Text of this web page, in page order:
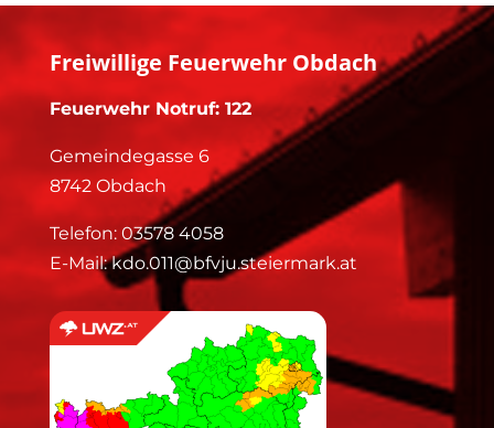
Freiwillige Feuerwehr Obdach
Feuerwehr Notruf: 122
Gemeindegasse 6
8742 Obdach
Telefon: 03578 4058
E-Mail:kdo.011@bfvju.steiermark.at